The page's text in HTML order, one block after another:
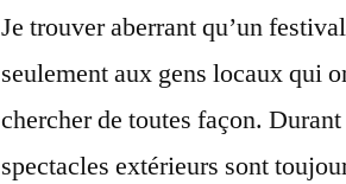
Je trouver aberrant qu’un
seulement aux gens locaux qui
chercher de toutes façon.
spectacles extérieurs sont